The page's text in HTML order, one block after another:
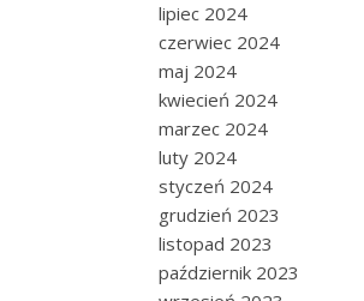
lipiec 2024
czerwiec 2024
maj 2024
kwiecień 2024
marzec 2024
luty 2024
styczeń 2024
grudzień 2023
listopad 2023
październik 2023